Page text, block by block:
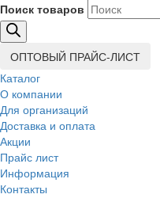
Поиск товаров
ОПТОВЫЙ ПРАЙС-ЛИСТ
Каталог
О компании
Для организаций
Доставка и оплата
Акции
Прайс лист
Информация
Контакты